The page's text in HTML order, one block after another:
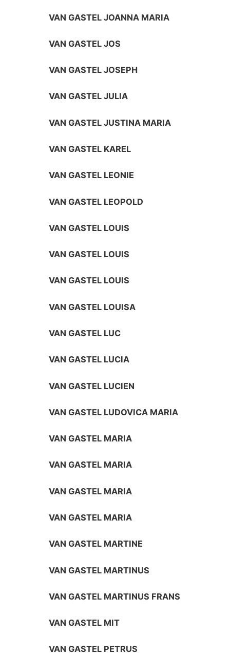
VAN GASTEL JOANNA MARIA
VAN GASTEL JOS
VAN GASTEL JOSEPH
VAN GASTEL JULIA
VAN GASTEL JUSTINA MARIA
VAN GASTEL KAREL
VAN GASTEL LEONIE
VAN GASTEL LEOPOLD
VAN GASTEL LOUIS
VAN GASTEL LOUIS
VAN GASTEL LOUIS
VAN GASTEL LOUISA
VAN GASTEL LUC
VAN GASTEL LUCIA
VAN GASTEL LUCIEN
VAN GASTEL LUDOVICA MARIA
VAN GASTEL MARIA
VAN GASTEL MARIA
VAN GASTEL MARIA
VAN GASTEL MARIA
VAN GASTEL MARTINE
VAN GASTEL MARTINUS
VAN GASTEL MARTINUS FRANS
VAN GASTEL MIT
VAN GASTEL PETRUS